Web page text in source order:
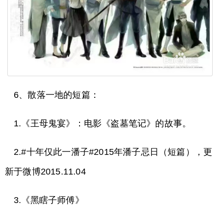
6、散落一地的短篇：
1.《王母鬼宴》：电影《盗墓笔记》的故事。
2.#十年仅此一潘子#2015年潘子忌日（短篇），更
新于微博2015.11.04
3.《黑瞎子师傅》